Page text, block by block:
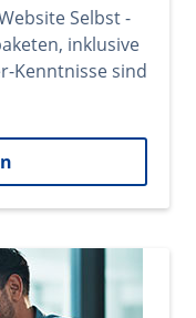
Selbst -
inklusive
Kenntnisse sind